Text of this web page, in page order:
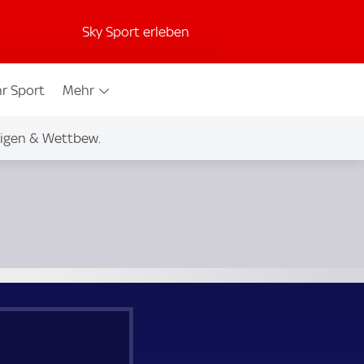
Sky Sport erleben
Sport Mehr
& Wettbew.